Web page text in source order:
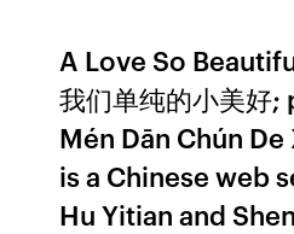
A Love So
我们单纯的小美好
Mén Dān Chún
is a Chinese web
Hu Yitian and